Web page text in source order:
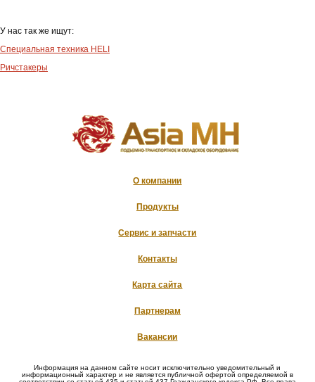
У нас так же ищут:
Специальная техника HELI
Ричстакеры
О компании
Продукты
Сервис и запчасти
Контакты
Карта сайта
Партнерам
Вакансии
Информация на данном сайте носит исключительно уведомительный и
информационный характер и не является публичной офертой определяемой в